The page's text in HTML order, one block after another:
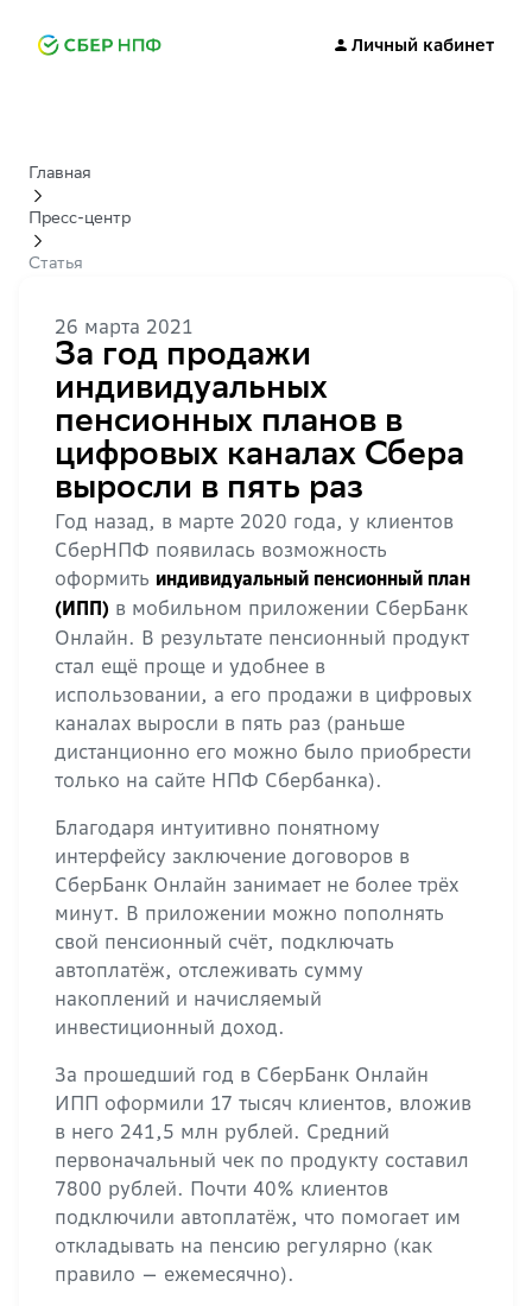
Личный кабинет
Главная
Пресс-центр
Статья
26 марта 2021
За год продажи
индивидуальных
пенсионных планов в
цифровых каналах Сбера
выросли в пять раз
Год назад, в марте 2020 года, у клиентов
СберНПФ появилась возможность
оформить индивидуальный пенсионный план
(ИПП) в мобильном приложении СберБанк
Онлайн. В результате пенсионный продукт
стал ещё проще и удобнее в
использовании, а его продажи в цифровых
каналах выросли в пять раз (раньше
дистанционно его можно было приобрести
только на сайте НПФ Сбербанка).
Благодаря интуитивно понятному
интерфейсу заключение договоров в
СберБанк Онлайн занимает не более трёх
минут. В приложении можно пополнять
свой пенсионный счёт, подключать
автоплатёж, отслеживать сумму
накоплений и начисляемый
инвестиционный доход.
За прошедший год в СберБанк Онлайн
ИПП оформили 17 тысяч клиентов, вложив
в него 241,5 млн рублей. Средний
первоначальный чек по продукту составил
7800 рублей. Почти 40% клиентов
подключили автоплатёж, что помогает им
откладывать на пенсию регулярно (как
правило — ежемесячно).